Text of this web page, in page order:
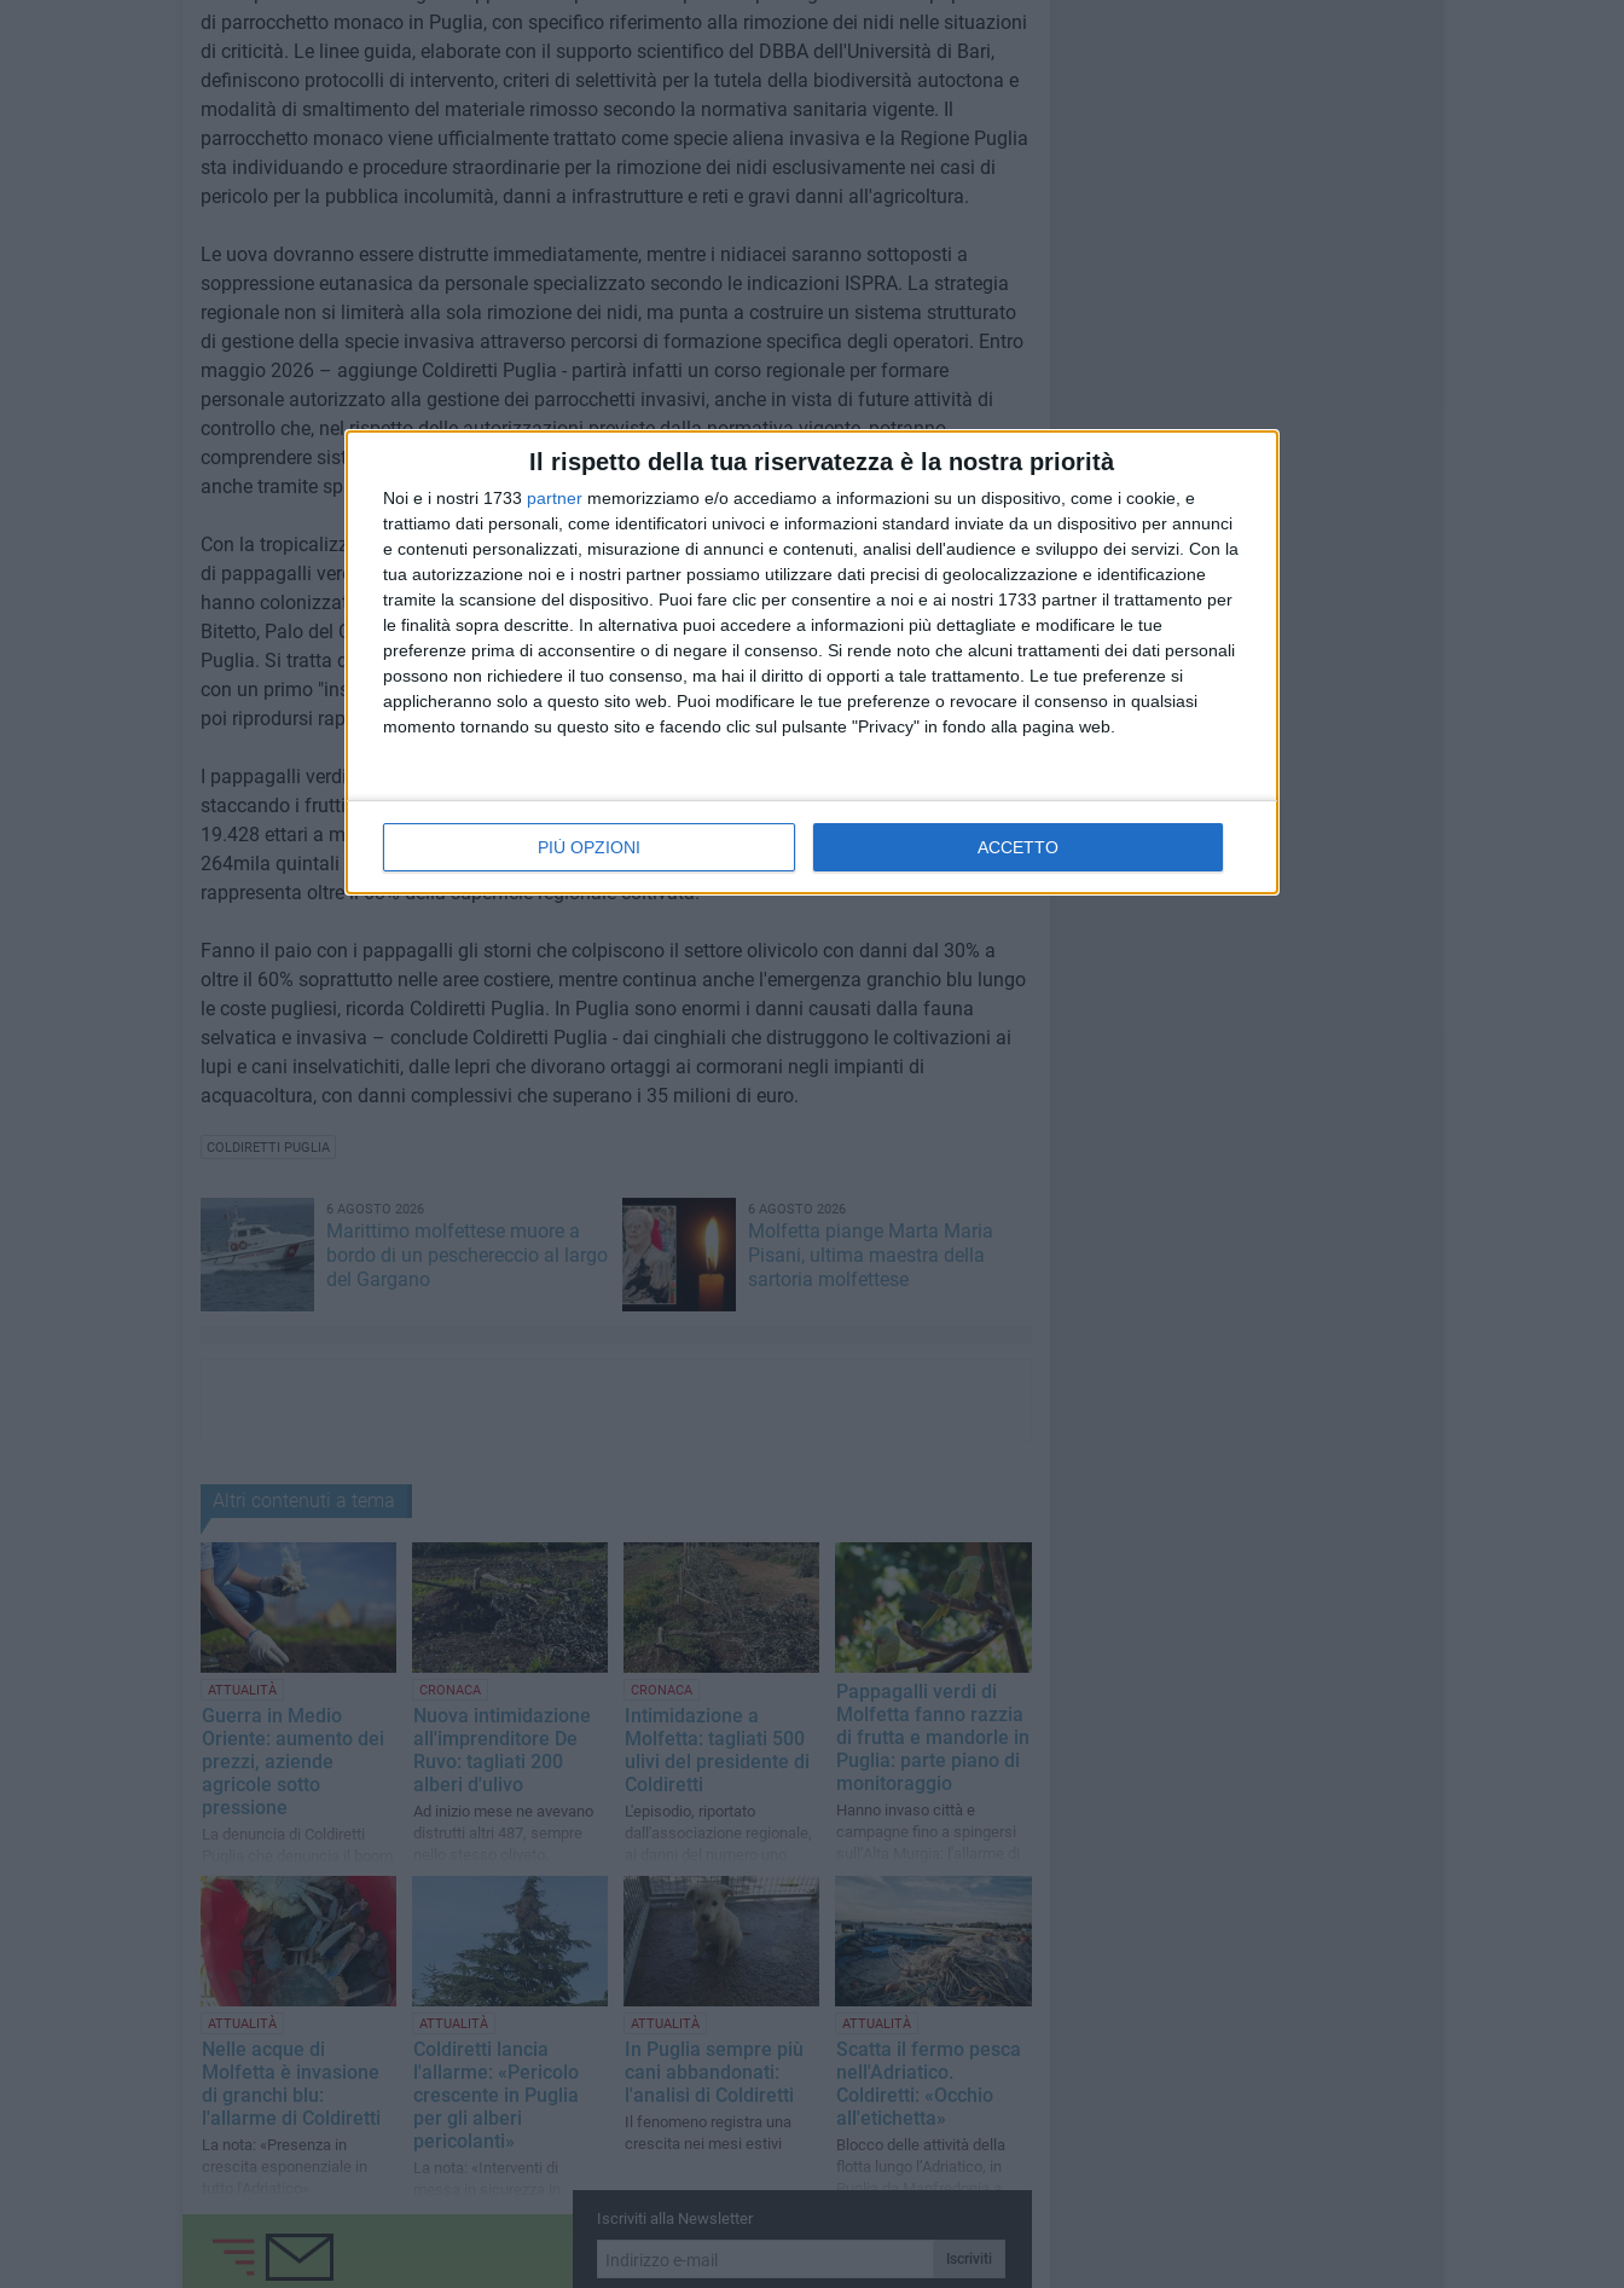
Il rispetto della tua riservatezza è la nostra priorità
Noi e i nostri 1733 partner memorizziamo e/o accediamo a informazioni su un dispositivo, come i cookie, e
trattiamo dati personali, come identificatori univoci e informazioni standard inviate da un dispositivo per annunci
e contenuti personalizzati, misurazione di annunci e contenuti, analisi dell'audience e sviluppo dei servizi. Con la
tua autorizzazione noi e i nostri partner possiamo utilizzare dati precisi di geolocalizzazione e identificazione
tramite la scansione del dispositivo. Puoi fare clic per consentire a noi e ai nostri 1733 partner il trattamento per
le finalità sopra descritte. In alternativa puoi accedere a informazioni più dettagliate e modificare le tue
preferenze prima di acconsentire o di negare il consenso. Si rende noto che alcuni trattamenti dei dati personali
possono non richiedere il tuo consenso, ma hai il diritto di opporti a tale trattamento. Le tue preferenze si
applicheranno solo a questo sito web. Puoi modificare le tue preferenze o revocare il consenso in qualsiasi
momento tornando su questo sito e facendo clic sul pulsante "Privacy" in fondo alla pagina web.
PIÙ OPZIONI ACCETTO
di parrocchetto monaco in Puglia, con specifico riferimento alla rimozione dei nidi nelle situazioni
di criticità. Le linee guida, elaborate con il supporto scientifico del DBBA dell'Università di Bari,
definiscono protocolli di intervento, criteri di selettività per la tutela della biodiversità autoctona e
modalità di smaltimento del materiale rimosso secondo la normativa sanitaria vigente. Il
parrocchetto monaco viene ufficialmente trattato come specie aliena invasiva e la Regione Puglia
sta individuando e procedure straordinarie per la rimozione dei nidi esclusivamente nei casi di
pericolo per la pubblica incolumità, danni a infrastrutture e reti e gravi danni all'agricoltura.
Le uova dovranno essere distrutte immediatamente, mentre i nidiacei saranno sottoposti a
soppressione eutanasica da personale specializzato secondo le indicazioni ISPRA. La strategia
regionale non si limiterà alla sola rimozione dei nidi, ma punta a costruire un sistema strutturato
di gestione della specie invasiva attraverso percorsi di formazione specifica degli operatori. Entro
maggio 2026 – aggiunge Coldiretti Puglia - partirà infatti un corso regionale per formare
personale autorizzato alla gestione dei parrocchetti invasivi, anche in vista di future attività di
controllo che, nel rispetto delle autorizzazioni previste dalla normativa vigente, potranno
comprendere sistemi di cattura con reti e gabbie-trappola e interventi di contenimento selettivo
anche tramite sparo.
Con la tropicalizzazione del clima – denuncia Coldiretti Puglia - si è verificata una vera invasione
di pappagalli verdi nelle campagne pugliesi che, dal primo insediamento registrato a Molfetta,
hanno colonizzato città e campagne di Bari, Bisceglie, Giovinazzo, Palese, Santo Spirito, Bitonto,
Bitetto, Palo del Colle, Binetto, Grumo Appula, fino a spingersi sull'Alta Murgia, denuncia Coldiretti
Puglia. Si tratta dei parrocchetti monaci della specie Myiopsitta monachus Boddaert, comparsi
con un primo "insediamento" su un eucalipto nella contrada molfettese Madonna delle Rose, per
poi riprodursi rapidamente attraverso grandi nidi multifamiliari.
I pappagalli verdi spaccano il guscio legnoso ed estraggono con la lingua il frutto delle mandorle,
staccando i frutti o lasciandoli danneggiati sugli alberi. Attualmente in Puglia sono coltivati
19.428 ettari a mandorlo, pari al 35% della superficie nazionale, con una produzione di oltre
264mila quintali di mandorle, circa un terzo del totale italiano, con la provincia di Bari che
rappresenta oltre il 63% della superficie regionale coltivata.
Fanno il paio con i pappagalli gli storni che colpiscono il settore olivicolo con danni dal 30% a
oltre il 60% soprattutto nelle aree costiere, mentre continua anche l'emergenza granchio blu lungo
le coste pugliesi, ricorda Coldiretti Puglia. In Puglia sono enormi i danni causati dalla fauna
selvatica e invasiva – conclude Coldiretti Puglia - dai cinghiali che distruggono le coltivazioni ai
lupi e cani inselvatichiti, dalle lepri che divorano ortaggi ai cormorani negli impianti di
acquacoltura, con danni complessivi che superano i 35 milioni di euro.
COLDIRETTI PUGLIA
6 AGOSTO 2026
Marittimo molfettese muore a
bordo di un peschereccio al largo
del Gargano
6 AGOSTO 2026
Molfetta piange Marta Maria
Pisani, ultima maestra della
sartoria molfettese
Altri contenuti a tema
ATTUALITÀ
Guerra in Medio
Oriente: aumento dei
prezzi, aziende
agricole sotto
pressione
La denuncia di Coldiretti
sul costo di fertilizzanti e
urea
CRONACA
Nuova intimidazione
all'imprenditore De
Ruvo: tagliati 200
alberi d'ulivo
Ad inizio mese ne avevano
distrutti altri 487, sempre
Coldiretti ha chiesto «un
presidio intensificato delle
forze dell'ordine»
CRONACA
Intimidazione a
Molfetta: tagliati 500
ulivi del presidente di
Coldiretti
L'episodio, riportato
dall'associazione regionale,
della sezione molfettese De
Ruvo
Pappagalli verdi di
Molfetta fanno razzia
di frutta e mandorle in
Puglia: parte piano di
monitoraggio
Hanno invaso città e
campagne fino a spingersi
Coldiretti
ATTUALITÀ
Nelle acque di
Molfetta è invasione
di granchi blu:
l'allarme di Coldiretti
La nota: «Presenza in
crescita esponenziale in
ATTUALITÀ
Coldiretti lancia
l'allarme: «Pericolo
crescente in Puglia
per gli alberi
pericolanti»
La nota: «Interventi di
aumento del 7% rispetto al
ATTUALITÀ
In Puglia sempre più
cani abbandonati:
l'analisi di Coldiretti
Il fenomeno registra una
crescita nei mesi estivi
ATTUALITÀ
Scatta il fermo pesca
nell'Adriatico.
Coldiretti: «Occhio
all'etichetta»
Blocco delle attività della
flotta lungo l’Adriatico, in
Puglia da Manfredonia a
Iscriviti alla Newsletter
Iscriviti